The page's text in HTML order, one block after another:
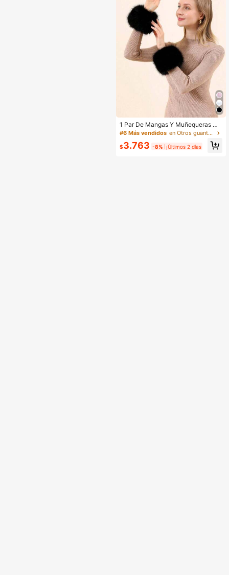
1 Par De Mangas Y Muñequeras De
Piel Sintética De Conejo Para Deco
ración De Atuendos De Mujer, Invier
no
#6 Más vendidos en Otros guantes para mujer
$3.763 -8% ¡Últimos 2 días